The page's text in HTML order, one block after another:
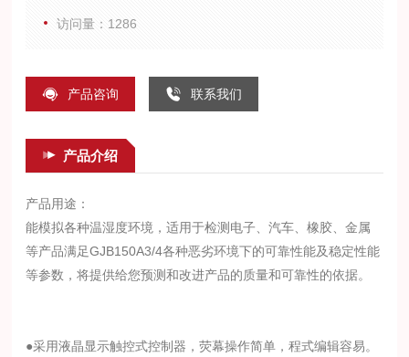
访问量：1286
产品咨询 联系我们
产品介绍
产品用途：
能模拟各种温湿度环境，适用于检测电子、汽车、橡胶、金属
等产品满足GJB150A3/4各种恶劣环境下的可靠性能及稳定性能
等参数，将提供给您预测和改进产品的质量和可靠性的依据。
●采用液晶显示触控式控制器，荧幕操作简单，程式编辑容易。